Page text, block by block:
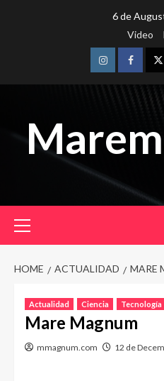
6 de
Video
Instagram
Menu
HOME ACTUALIDAD MARE
Actualidad Ciencia Tecnología
Mare Magnum
mmagnum.com 12 de